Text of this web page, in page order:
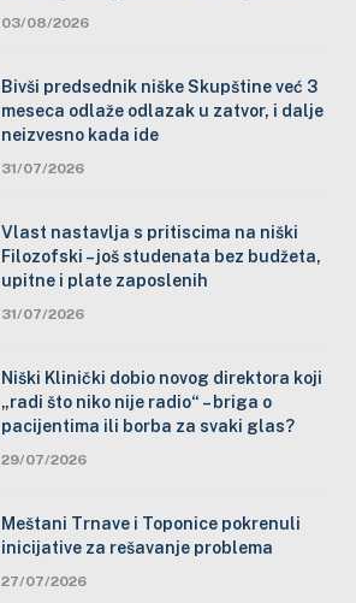
03/08/2026
Bivši predsednik niške Skupštine već 3
meseca odlaže odlazak u zatvor, i dalje
neizvesno kada ide
31/07/2026
Vlast nastavlja s pritiscima na niški
Filozofski – još studenata bez budžeta,
upitne i plate zaposlenih
31/07/2026
Niški Klinički dobio novog direktora koji
„radi što niko nije radio“ – briga o
pacijentima ili borba za svaki glas?
29/07/2026
Meštani Trnave i Toponice pokrenuli
inicijative za rešavanje problema
27/07/2026